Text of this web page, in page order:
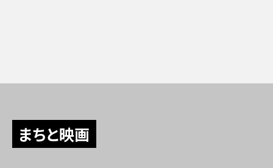
まちと映画